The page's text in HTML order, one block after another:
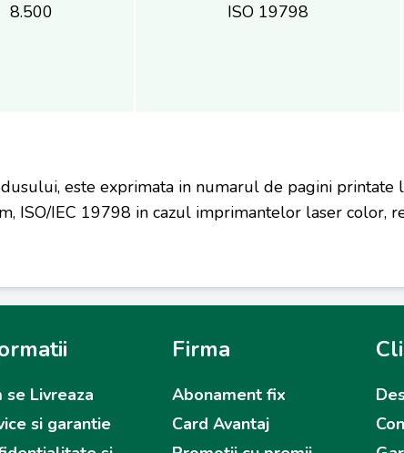
8.500 ISO 19798
este exprimata in numarul de pagini
ISO/IEC 19798 in cazul imprimantelor laser color,
se Livreaza
si garantie
Firma
Abonament fix
Card Avantaj